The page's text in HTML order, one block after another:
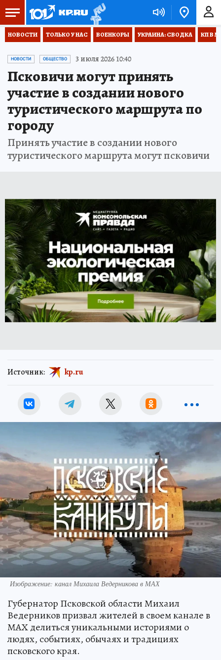
НОВОСТИ ТОЛЬКО У НАС ВОЕНКОРЫ УКРАИНА: СВОДКА КП В
НОВОСТИ ОБЩЕСТВО 3 июля 2026 10:40
Псковичи могут принять
участие в создании нового
туристического маршрута по
городу
Принять участие в создании нового
туристического маршрута могут псковичи
Источник: kp.ru
Изображение: канал Михаила Ведерникова в МАХ
Губернатор Псковской области Михаил
Ведерников призвал жителей в своем канале в
МАХ делиться уникальными историями о
людях, событиях, обычаях и традициях
псковского края.